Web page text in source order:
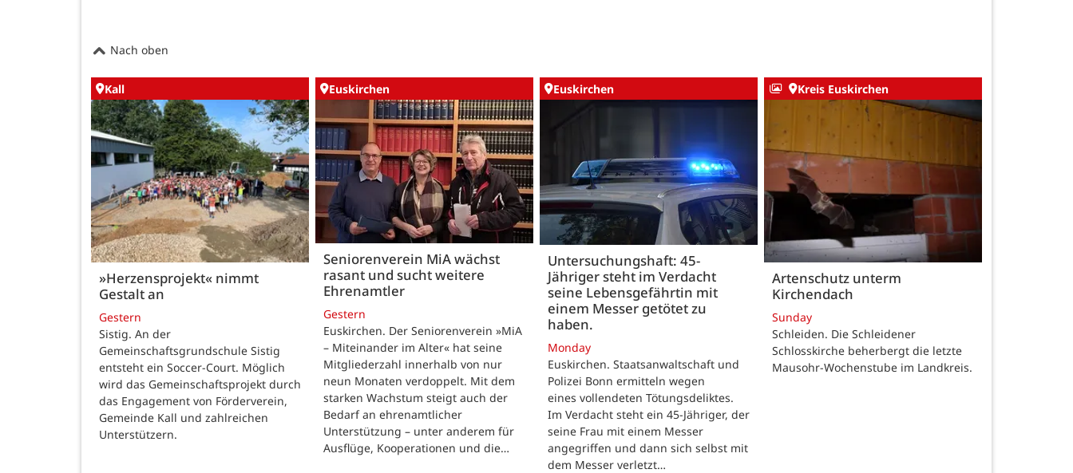
Nach oben
Kall
»Herzensprojekt« nimmt
Gestalt an
Gestern
Sistig. An der
Gemeinschaftsgrundschule Sistig
entsteht ein Soccer-Court. Möglich
wird das Gemeinschaftsprojekt durch
das Engagement von Förderverein,
Gemeinde Kall und zahlreichen
Unterstützern.
Euskirchen
Seniorenverein MiA wächst
rasant und sucht weitere
Ehrenamtler
Gestern
Euskirchen. Der Seniorenverein »MiA
– Miteinander im Alter« hat seine
Mitgliederzahl innerhalb von nur
neun Monaten verdoppelt. Mit dem
starken Wachstum steigt auch der
Bedarf an ehrenamtlicher
Unterstützung – unter anderem für
Ausflüge, Kooperationen und die…
Euskirchen
Untersuchungshaft: 45-
Jähriger steht im Verdacht
seine Lebensgefährtin mit
einem Messer getötet zu
haben.
Monday
Euskirchen. Staatsanwaltschaft und
Polizei Bonn ermitteln wegen
eines vollendeten Tötungsdeliktes.
Im Verdacht steht ein 45-Jähriger, der
seine Frau mit einem Messer
angegriffen und dann sich selbst mit
dem Messer verletzt…
Kreis Euskirchen
Artenschutz unterm
Kirchendach
Sunday
Schleiden. Die Schleidener
Schlosskirche beherbergt die letzte
Mausohr-Wochenstube im Landkreis.